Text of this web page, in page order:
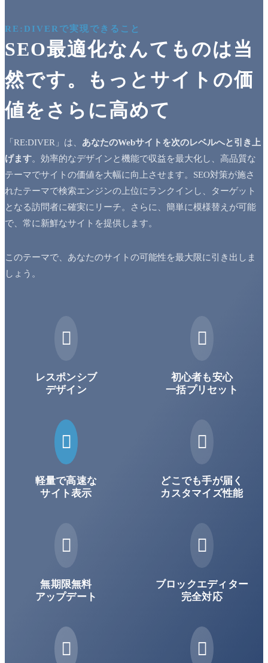
RE:DIVERで実現できること
SEO最適化なんてものは当
然です。もっとサイトの価
値をさらに高めて
「RE:DIVER」は、 あなたのWebサイトを次のレベルへと引き上
げます。効率的なデザインと機能で収益を最大化し、高品質な
テーマでサイトの価値を大幅に向上させます。SEO対策が施さ
れたテーマで検索エンジンの上位にランクインし、ターゲット
となる訪問者に確実にリーチ。さらに、簡単に模様替えが可能
で、常に新鮮なサイトを提供します。
このテーマで、あなたのサイトの可能性を最大限に引き出しま
しょう。

レスポンシブ
デザイン

初心者も安心
一括プリセット

軽量で高速な
サイト表示

どこでも手が届く
カスタマイズ性能

無期限無料
アップデート

ブロックエディター
完全対応
 